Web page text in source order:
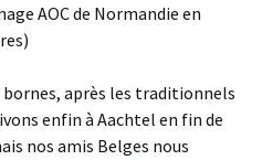
AOC de Normandie en
bornes, après les traditionnels
enfin à Aachtel en fin de
nos amis Belges nous